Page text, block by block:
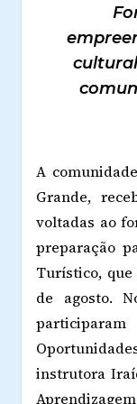
A
Grande,
voltadas ao
preparação
Turístico,
de agosto.
instrutora